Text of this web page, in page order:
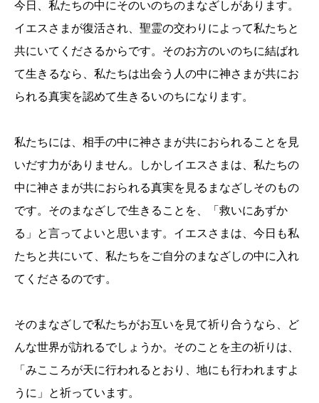
今日、私たちの中にそのいのちのまなざしがあります。
イエスさまが復活され、聖霊の交わりによって私たちと
共にいてくださるからです。そのお方のいのちに結ばれ
て生きるなら、私たちは出会う人の中に神さまが共にお
られる真実を認めて生きるいのちになります。
私たちには、相手の中に神さまが共におられることを見
いだす力がありません。しかしイエスさまは、私たちの
中に神さまが共におられる真実を見るまなざしそのもの
です。そのまなざしで生きることを、「救いにあずか
る」と言ってよいと思います。イエスさまは、今日も私
たちと共にいて、私たちをご自分のまなざしの中に入れ
てくださるのです。
そのまなざしで私たちがお互いを見て祈り合うなら、ど
んな世界が訪れるでしょうか。そのことを主の祈りは、
「みこころが天に行われるとおり、地にも行われますよ
うに」と祈っています。